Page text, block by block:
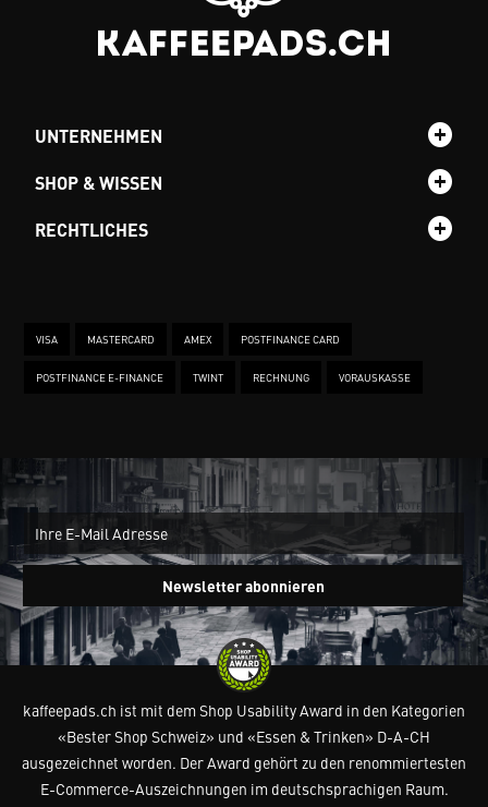
UNTERNEHMEN
SHOP & WISSEN
RECHTLICHES
VISA MASTERCARD AMEX POSTFINANCE CARD
POSTFINANCE E-FINANCE TWINT RECHNUNG VORAUSKASSE
Newsletter abonnieren
kaffeepads.ch ist mit dem Shop Usability Award in den Kategorien
«Bester Shop Schweiz» und «Essen & Trinken» D-A-CH
ausgezeichnet worden. Der Award gehört zu den renommiertesten
E-Commerce-Auszeichnungen im deutschsprachigen Raum.